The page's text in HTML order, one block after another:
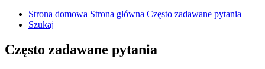
Strona domowa Strona główna Często zadawane pytania
Szukaj
Często zadawane pytania